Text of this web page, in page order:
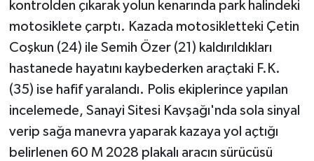
kontrolden çıkarak yolun kenarında park halindeki
motosiklete çarptı. Kazada motosikletteki Çetin
Coşkun (24) ile Semih Özer (21) kaldırıldıkları
hastanede hayatını kaybederken araçtaki F.K.
(35) ise hafif yaralandı. Polis ekiplerince yapılan
incelemede, Sanayi Sitesi Kavşağı'nda sola sinyal
verip sağa manevra yaparak kazaya yol açtığı
belirlenen 60 M 2028 plakalı aracın sürücüsü